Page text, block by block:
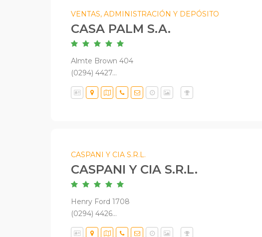
VENTAS, ADMINISTRACIÓN Y DEPÓSITO
CASA PALM S.A.
Almte Brown 404
(0294) 4427...
CASPANI Y CIA S.R.L.
CASPANI Y CIA S.R.L.
Henry Ford 1708
(0294) 4426...